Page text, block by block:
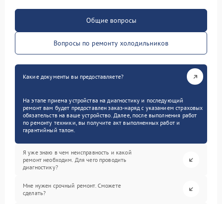
Общие вопросы
Вопросы по ремонту холодильников
Какие документы вы предоставляете?
На этапе приема устройства на диагностику и последующий
ремонт вам будет предоставлен заказ-наряд с указанием страховых
обязательств на ваше устройство. Далее, после выполнения работ
по ремонту техники, вы получите акт выполненных работ и
гарантийный талон.
Я уже знаю в чем неисправность и какой
ремонт необходим. Для чего проводить
диагностику?
Мне нужен срочный ремонт. Сможете
сделать?